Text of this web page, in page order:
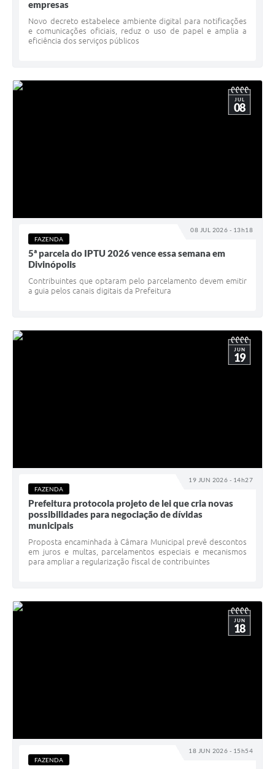
empresas
Novo decreto estabelece ambiente digital para notificações
e comunicações oficiais, reduz o uso de papel e amplia a
eficiência dos serviços públicos
08 JUL 2026 - 13h18
JUL
08
FAZENDA
5ª parcela do IPTU 2026 vence essa semana em
Divinópolis
Contribuintes que optaram pelo parcelamento devem emitir
a guia pelos canais digitais da Prefeitura
19 JUN 2026 - 14h27
JUN
19
FAZENDA
Prefeitura protocola projeto de lei que cria novas
possibilidades para negociação de dívidas
municipais
Proposta encaminhada à Câmara Municipal prevê descontos
em juros e multas, parcelamentos especiais e mecanismos
para ampliar a regularização fiscal de contribuintes
18 JUN 2026 - 15h54
JUN
18
FAZENDA